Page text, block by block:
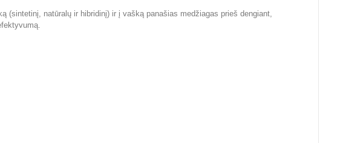
natūralų ir hibridinį) ir į vašką panašias medžiagas prieš dengiant,